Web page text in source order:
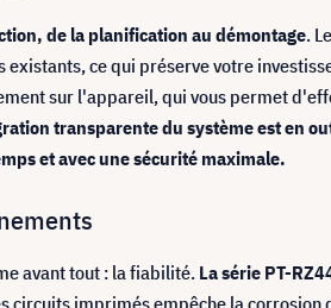
de la planification au démontage.
ce qui préserve votre
sur l'appareil, qui vous permet
transparente du système est en
et avec une sécurité maximale.
avant tout : la fiabilité. Lasérie PT-
circuits imprimés empêche la